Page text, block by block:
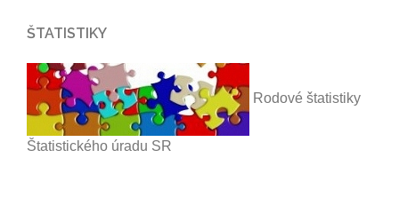
ŠTATISTIKY
Rodové štatistiky
Štatistického úradu SR